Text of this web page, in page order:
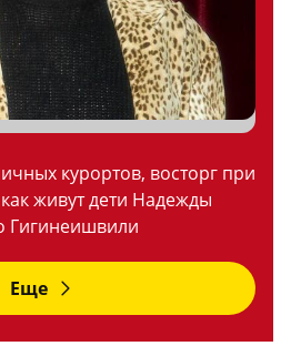
курортов, восторг при
живут дети Надежды
Гигинеишвили
Еще